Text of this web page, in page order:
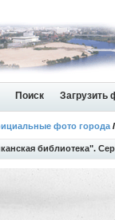
Поиск Загрузить
фото города
библиотека".